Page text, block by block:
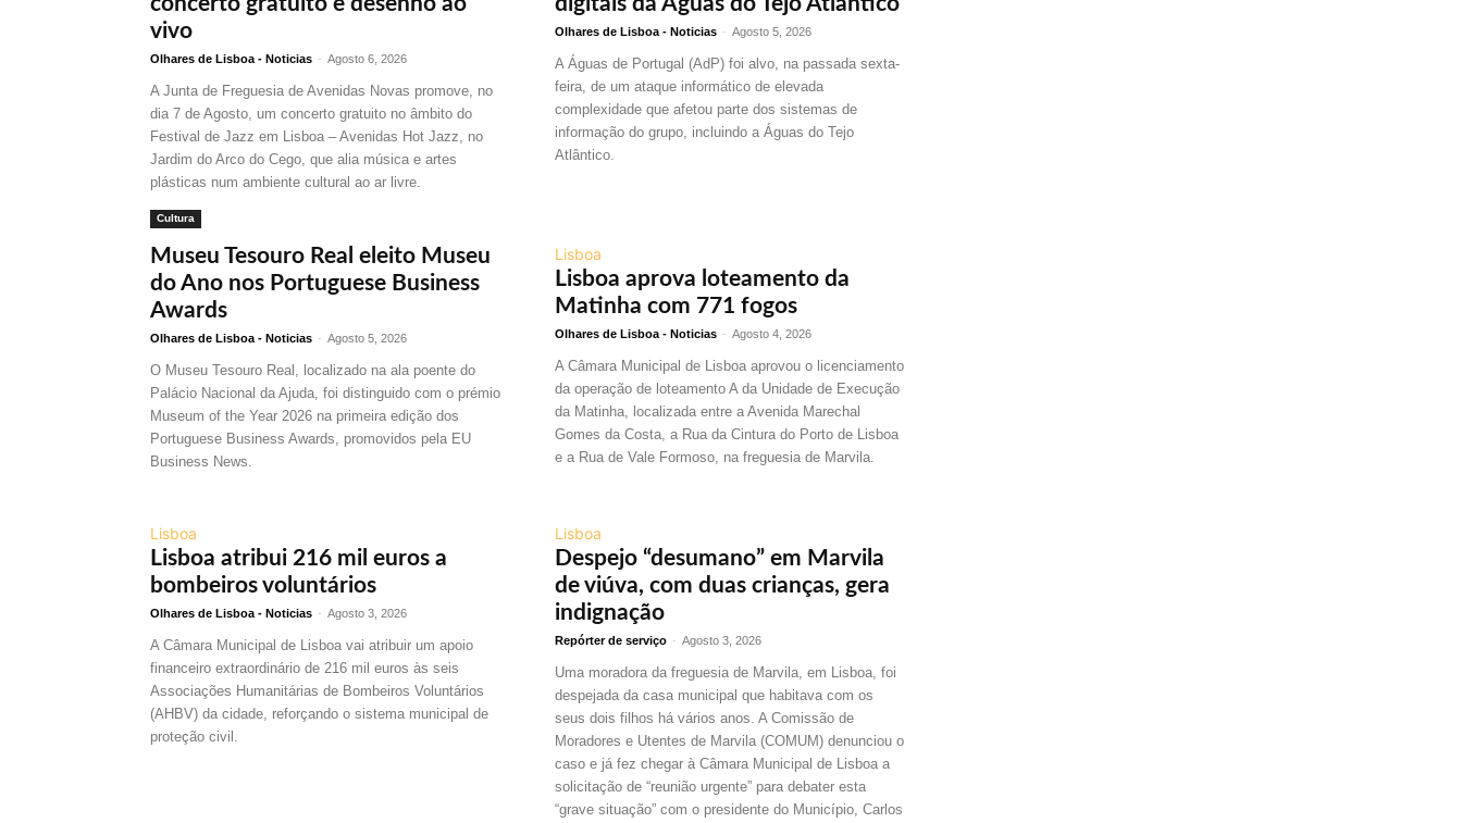
vivo
Olhares de Lisboa - Noticias - Agosto 6, 2026
A Junta de Freguesia de Avenidas Novas promove, no
dia 7 de Agosto, um concerto gratuito no âmbito do
Festival de Jazz em Lisboa – Avenidas Hot Jazz, no
Jardim do Arco do Cego, que alia música e artes
plásticas num ambiente cultural ao ar livre.
Olhares de Lisboa - Noticias - Agosto 5, 2026
A Águas de Portugal (AdP) foi alvo, na passada sexta-
feira, de um ataque informático de elevada
complexidade que afetou parte dos sistemas de
informação do grupo, incluindo a Águas do Tejo
Atlântico.
Cultura
Museu Tesouro Real eleito Museu
do Ano nos Portuguese Business
Awards
Olhares de Lisboa - Noticias - Agosto 5, 2026
O Museu Tesouro Real, localizado na ala poente do
Palácio Nacional da Ajuda, foi distinguido com o prémio
Museum of the Year 2026 na primeira edição dos
Portuguese Business Awards, promovidos pela EU
Business News.
Lisboa
Lisboa aprova loteamento da
Matinha com 771 fogos
Olhares de Lisboa - Noticias - Agosto 4, 2026
A Câmara Municipal de Lisboa aprovou o licenciamento
da operação de loteamento A da Unidade de Execução
da Matinha, localizada entre a Avenida Marechal
Gomes da Costa, a Rua da Cintura do Porto de Lisboa
e a Rua de Vale Formoso, na freguesia de Marvila.
Lisboa
Lisboa atribui 216 mil euros a
bombeiros voluntários
Olhares de Lisboa - Noticias - Agosto 3, 2026
A Câmara Municipal de Lisboa vai atribuir um apoio
financeiro extraordinário de 216 mil euros às seis
Associações Humanitárias de Bombeiros Voluntários
(AHBV) da cidade, reforçando o sistema municipal de
proteção civil.
Lisboa
Despejo “desumano” em Marvila
de viúva, com duas crianças, gera
indignação
Repórter de serviço - Agosto 3, 2026
Uma moradora da freguesia de Marvila, em Lisboa, foi
despejada da casa municipal que habitava com os
seus dois filhos há vários anos. A Comissão de
Moradores e Utentes de Marvila (COMUM) denunciou o
caso e já fez chegar à Câmara Municipal de Lisboa a
solicitação de “reunião urgente” para debater esta
“grave situação” com o presidente do Município, Carlos